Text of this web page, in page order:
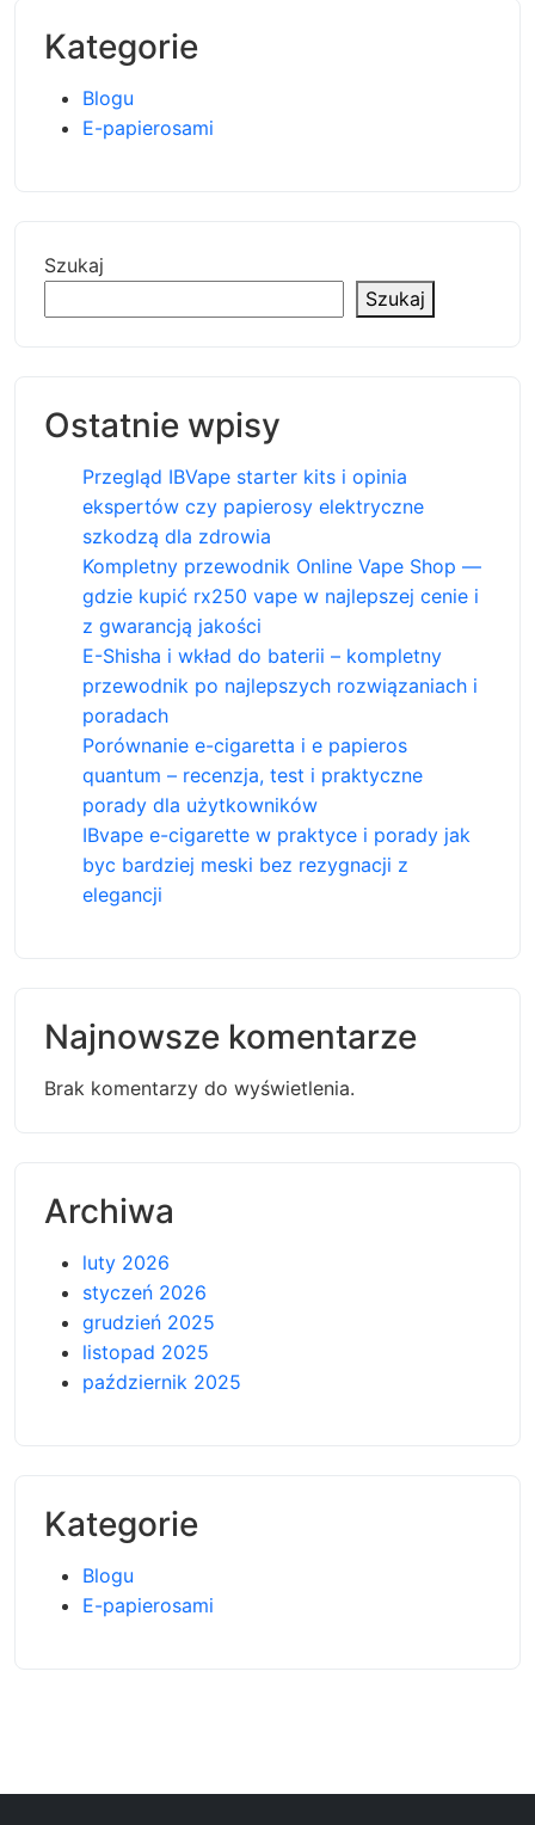
Kategorie
Blogu
E-papierosami
Szukaj
Szukaj
Ostatnie wpisy
Przegląd IBVape starter kits i opinia
ekspertów czy papierosy elektryczne
szkodzą dla zdrowia
Kompletny przewodnik Online Vape Shop —
gdzie kupić rx250 vape w najlepszej cenie i
z gwarancją jakości
E-Shisha i wkład do baterii – kompletny
przewodnik po najlepszych rozwiązaniach i
poradach
Porównanie e-cigaretta i e papieros
quantum – recenzja, test i praktyczne
porady dla użytkowników
IBvape e-cigarette w praktyce i porady jak
byc bardziej meski bez rezygnacji z
elegancji
Najnowsze komentarze
Brak komentarzy do wyświetlenia.
Archiwa
luty 2026
styczeń 2026
grudzień 2025
listopad 2025
październik 2025
Kategorie
Blogu
E-papierosami